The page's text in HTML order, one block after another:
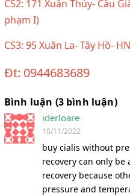
CS2: 171 Xuân Thủy- Cầu
phạm I)
CS3: 95 Xuân La- Tây Hồ- HN
Đt: 0944683689
Bình luận (3 bình luận)
iderloare
10/11/2022
buy cialis without
recovery can only
recovery because
pressure and